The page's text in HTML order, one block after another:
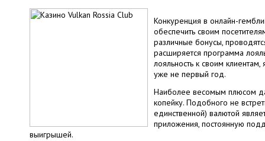
Конкуренция в онлайн-
обеспечить своим
различные бонусы,
расширяется программа
лояльность к своим клиентам,
уже не первый год.
Наиболее весомым плюсом
копейку. Подобного не
единственной) валютой
приложения, постоянную
выигрышей.